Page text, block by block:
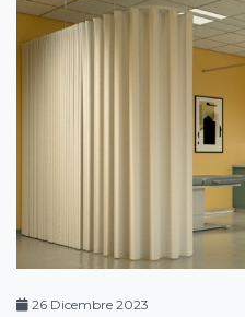
26 Dicembre 2023